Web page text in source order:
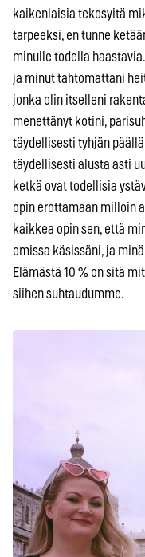
kaikenlaisia tekosyitä
tarpeeksi, en tunne
minulle todella
ja minut tahtomattani
jonka olin itselleni
menettänyt kotini,
täydellisesti tyhjän
täydellisesti alusta asti
ketkä ovat todellisia
opin erottamaan milloin
kaikkea opin sen, että
omissa käsissäni, ja
Elämästä 10 % on sitä
siihen suhtaudumme.